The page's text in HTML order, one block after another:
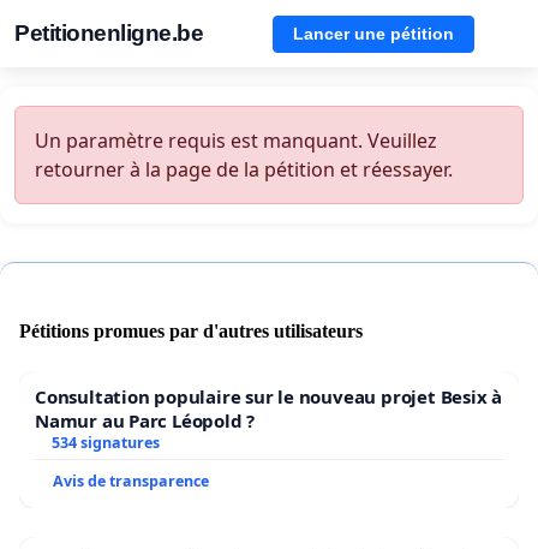
Petitionenligne.be Lancer une pétition
Un paramètre requis est manquant. Veuillez
retourner à la page de la pétition et réessayer.
Pétitions promues par d'autres utilisateurs
Consultation populaire sur le nouveau projet Besix à
Namur au Parc Léopold ?
534 signatures
Avis de transparence